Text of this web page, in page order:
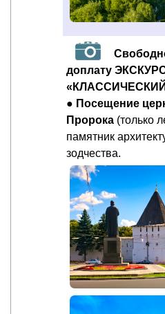
доплату
● Посещение
Пророка (только
памятник
зодчества.